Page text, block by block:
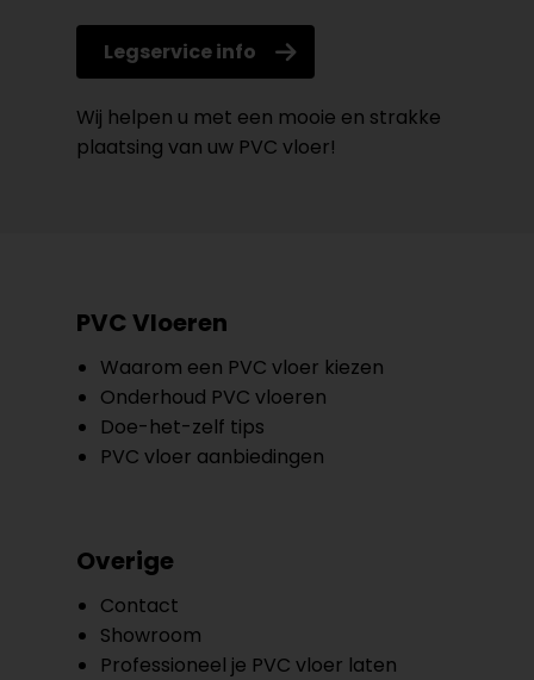
Legservice info
Wij helpen u met een mooie en strakke
plaatsing van uw PVC vloer!
PVC Vloeren
Waarom een PVC vloer kiezen
Onderhoud PVC vloeren
Doe-het-zelf tips
PVC vloer aanbiedingen
Overige
Contact
Showroom
Professioneel je PVC vloer laten